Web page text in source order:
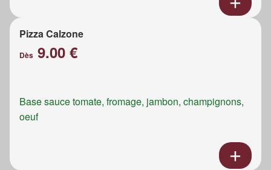
Pizza Calzone
Dès 9.00 €
Base sauce tomate, fromage, jambon, champignons,
oeuf